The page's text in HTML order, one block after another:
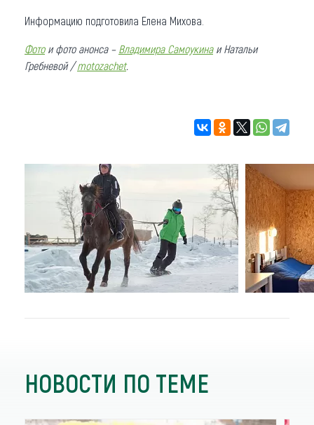
Информацию подготовила Елена Михова.
Фото и фото анонса – Владимира Самоукина и Натальи
Гребневой /motozachet.
НОВОСТИ ПО ТЕМЕ